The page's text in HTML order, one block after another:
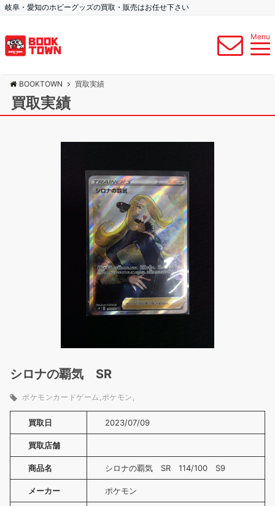
岐阜・愛知のホビーグッズの買取・販売はお任せ下さい
Menu
BOOKTOWN 買取実績
買取実績
シロナの覇気 SR
ポケモンカードゲーム ポケモン
買取日 2023/07/09
買取店舗
商品名 シロナの覇気 SR 114/100 S9
メーカー ポケモン